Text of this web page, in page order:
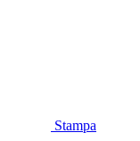
Stampa